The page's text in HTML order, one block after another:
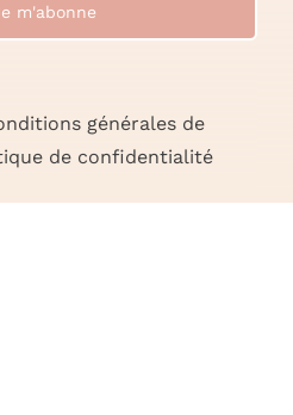
m'abonne
générales de
de confidentialité